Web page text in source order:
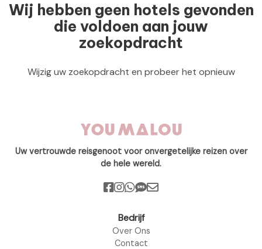
Wij hebben geen hotels gevonden
die voldoen aan jouw
zoekopdracht
Wijzig uw zoekopdracht en probeer het opnieuw
Uw vertrouwde reisgenoot voor onvergetelijke reizen over
de hele wereld.
Bedrijf
Over Ons
Contact